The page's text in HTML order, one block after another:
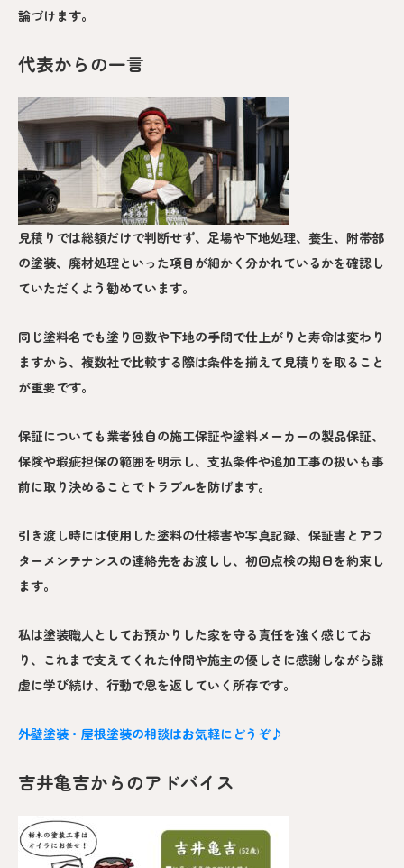
論づけます。
代表からの一言
見積りでは総額だけで判断せず、足場や下地処理、養生、附帯部
の塗装、廃材処理といった項目が細かく分かれているかを確認し
ていただくよう勧めています。
同じ塗料名でも塗り回数や下地の手間で仕上がりと寿命は変わり
ますから、複数社で比較する際は条件を揃えて見積りを取ること
が重要です。
保証についても業者独自の施工保証や塗料メーカーの製品保証、
保険や瑕疵担保の範囲を明示し、支払条件や追加工事の扱いも事
前に取り決めることでトラブルを防げます。
引き渡し時には使用した塗料の仕様書や写真記録、保証書とアフ
ターメンテナンスの連絡先をお渡しし、初回点検の期日を約束し
ます。
私は塗装職人としてお預かりした家を守る責任を強く感じてお
り、これまで支えてくれた仲間や施主の優しさに感謝しながら謙
虚に学び続け、行動で恩を返していく所存です。
外壁塗装・屋根塗装の相談はお気軽にどうぞ♪
吉井亀吉からのアドバイス